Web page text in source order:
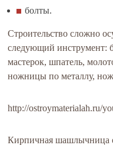
болты.
Строительство сложно
следующий инструмент:
мастерок, шпатель,
ножницы по металлу,
http://ostroymaterialah.ru/
Кирпичная шашлычница